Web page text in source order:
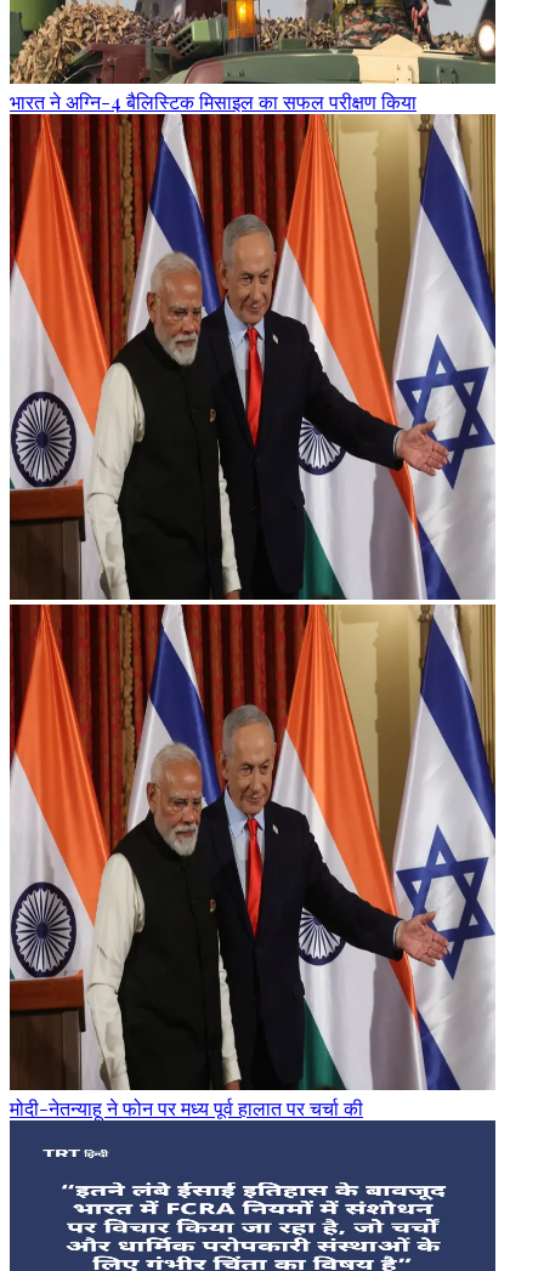
भारत ने अग्नि-4 बैलिस्टिक मिसाइल का सफल परीक्षण किया
मोदी-नेतन्याहू ने फोन पर मध्य पूर्व हालात पर चर्चा की